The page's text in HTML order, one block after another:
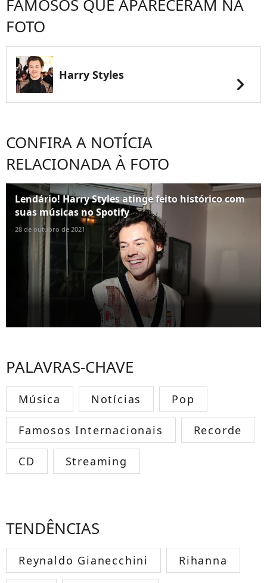
FAMOSOS QUE APARECERAM NA
FOTO
Harry Styles chevron_right
CONFIRA A NOTÍCIA
RELACIONADA À FOTO
Lendário! Harry Styles atinge feito histórico com
suas músicas no Spotify
28 de outubro de 2021
PALAVRAS-CHAVE
Música Notícias Pop
Famosos Internacionais Recorde
CD Streaming
TENDÊNCIAS
Reynaldo Gianecchini Rihanna